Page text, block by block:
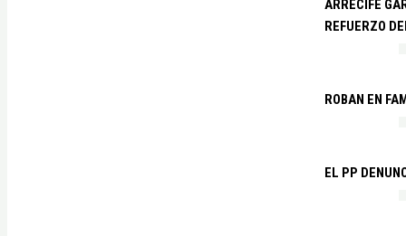
ARRECIFE
REFUERZO
ROBAN EN
EL PP